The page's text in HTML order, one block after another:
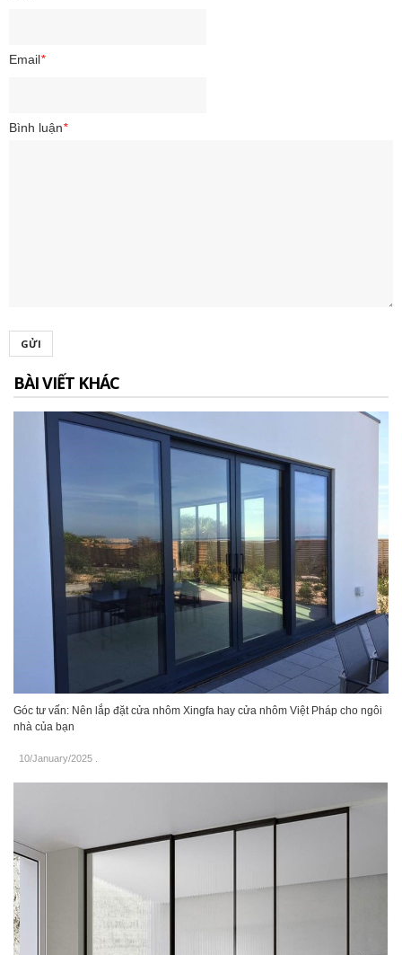
Email*
Bình luận*
GỬI
BÀI VIẾT KHÁC
Góc tư vấn: Nên lắp đặt cửa nhôm Xingfa hay cửa nhôm Việt Pháp cho ngôi
nhà của bạn
10/January/2025